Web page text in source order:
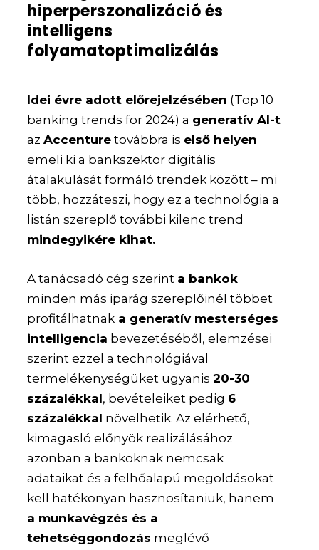
hiperperszonalizáció és
intelligens
folyamatoptimalizálás
Idei évre adott előrejelzésében (Top 10
banking trends for 2024) a generatív AI-t
azAccenture továbbra is első helyen
emeli ki a bankszektor digitális
átalakulását formáló trendek között – mi
több, hozzáteszi, hogy ez a technológia a
listán szereplő további kilenc trend
mindegyikére kihat.
A tanácsadó cég szerint a bankok
minden más iparág szereplőinél többet
profitálhatnak a generatív mesterséges
intelligencia bevezetéséből, elemzései
szerint ezzel a technológiával
termelékenységüket ugyanis20-30
százalékkal, bevételeiket pedig 6
százalékkal növelhetik. Az elérhető,
kimagasló előnyök realizálásához
azonban a bankoknak nemcsak
adataikat és a felhőalapú megoldásokat
kell hatékonyan hasznosítaniuk, hanem
a munkavégzés és a
tehetséggondozás meglévő